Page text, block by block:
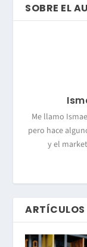
SOBRE EL
Me llamo
pero hace
y el